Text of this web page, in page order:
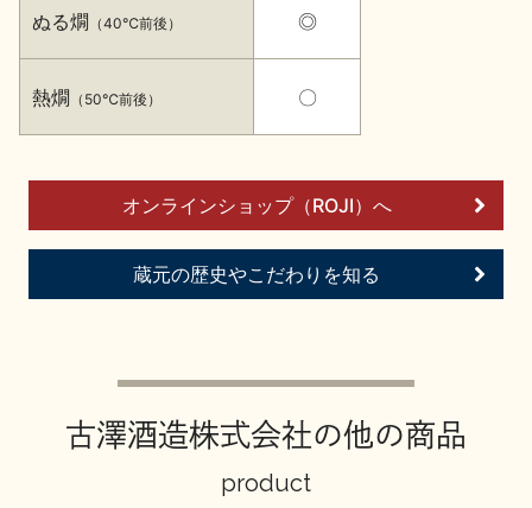
イベント情報
地酒蔵元会WEB展示会 地酒蔵元会利酒会
ぬる燗 （40℃前後）
熱燗 （50℃前後）
◎
〇
オンラインショップ（ROJI）へ
蔵元の歴史やこだわりを知る
古澤酒造株式会社の他の商品
product